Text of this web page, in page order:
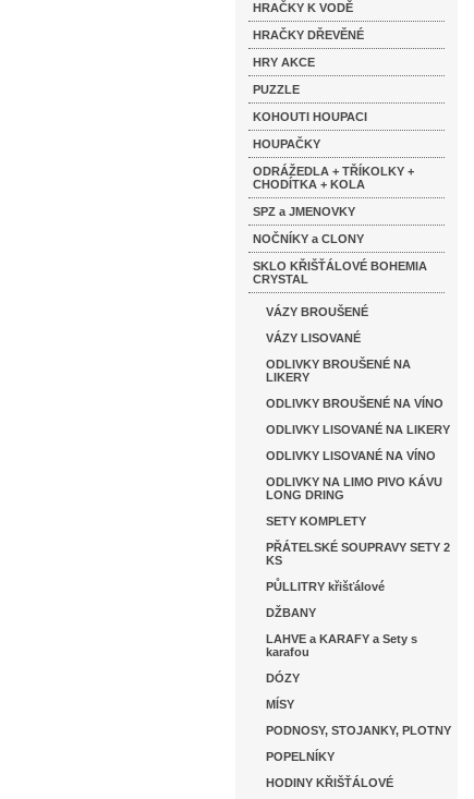
HRAČKY K VODĚ
HRAČKY DŘEVĚNÉ
HRY AKCE
PUZZLE
KOHOUTI HOUPACI
HOUPAČKY
ODRÁŽEDLA + TŘÍKOLKY +
CHODÍTKA + KOLA
SPZ a JMENOVKY
NOČNÍKY a CLONY
SKLO KŘIŠŤÁLOVÉ BOHEMIA
CRYSTAL
VÁZY BROUŠENÉ
VÁZY LISOVANÉ
ODLIVKY BROUŠENÉ NA
LIKERY
ODLIVKY BROUŠENÉ NA VÍNO
ODLIVKY LISOVANÉ NA LIKERY
ODLIVKY LISOVANÉ NA VÍNO
ODLIVKY NA LIMO PIVO KÁVU
LONG DRING
SETY KOMPLETY
PŘÁTELSKÉ SOUPRAVY SETY 2
KS
PŮLLITRY křišťálové
DŽBANY
LAHVE a KARAFY a Sety s
karafou
DÓZY
MÍSY
PODNOSY, STOJANKY, PLOTNY
POPELNÍKY
HODINY KŘIŠŤÁLOVÉ